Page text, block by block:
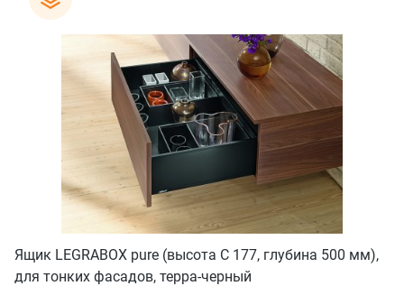
Ящик LEGRABOX pure (высота C 177, глубина 500 мм),
для тонких фасадов, терра-черный